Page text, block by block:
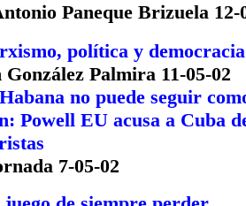
Paneque Brizuela 12-
política y democracia
Palmira 11-05-02
no puede seguir
Powell EU acusa a Cuba
7-05-02